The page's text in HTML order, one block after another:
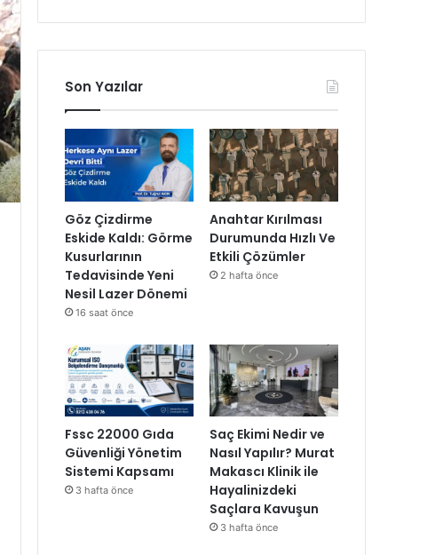
Son Yazılar
Göz Çizdirme
Eskide Kaldı: Görme
Kusurlarının
Tedavisinde Yeni
Nesil Lazer Dönemi
16 saat önce
Anahtar Kırılması
Durumunda Hızlı Ve
Etkili Çözümler
2 hafta önce
Fssc 22000 Gıda
Güvenliği Yönetim
Sistemi Kapsamı
3 hafta önce
Saç Ekimi Nedir ve
Nasıl Yapılır? Murat
Makascı Klinik ile
Hayalinizdeki
Saçlara Kavuşun
3 hafta önce